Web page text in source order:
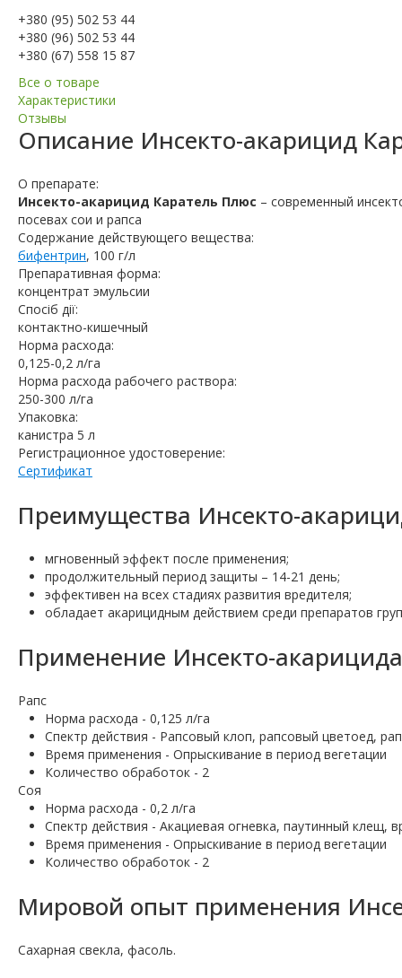
+380 (95) 502 53 44
+380 (96) 502 53 44
+380 (67) 558 15 87
Все о товаре
Характеристики
Отзывы
Описание Инсекто-акарицид
О препарате:
Инсекто-акарицид Каратель Плюс – современный
посевах сои и рапса
Содержание действующего вещества:
бифентрин, 100 г/л
Препаративная форма:
концентрат эмульсии
Спосіб дії:
контактно-кишечный
Норма расхода:
0,125-0,2 л/га
Норма расхода рабочего раствора:
250-300 л/га
Упаковка:
канистра 5 л
Регистрационное удостоверение:
Сертификат
Преимущества Инсекто-
мгновенный эффект после применения;
продолжительный период защиты – 14-21 день;
эффективен на всех стадиях развития вредителя;
обладает акарицидным действием среди препаратов
Применение Инсекто-
Рапс
Норма расхода - 0,125 л/га
Спектр действия - Рапсовый клоп, рапсовый цветоед,
Время применения - Опрыскивание в период вегетации
Количество обработок - 2
Соя
Норма расхода - 0,2 л/га
Спектр действия - Акациевая огневка, паутинный клещ,
Время применения - Опрыскивание в период вегетации
Количество обработок - 2
Мировой опыт применения
Сахарная свекла, фасоль.